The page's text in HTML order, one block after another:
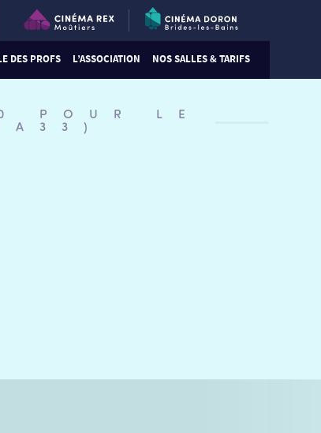
DES PROFS L’ASSOCIATION NOS SALLES & TARIFS
POUR LE